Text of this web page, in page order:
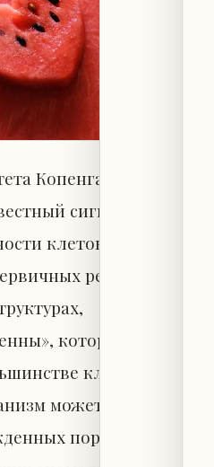
Копенгагена
сигнальный
клеток,
ресничках —
которые
клеток
может объяснять
пороков